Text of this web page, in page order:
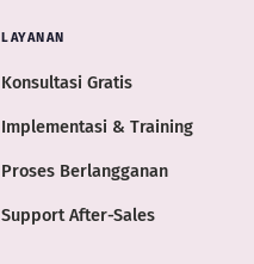
LAYANAN
Konsultasi Gratis
Implementasi & Training
Proses Berlangganan
Support After-Sales